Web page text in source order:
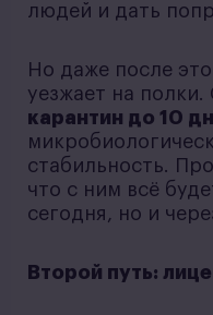
людей и дать
Но даже после
уезжает на
карантин до 10
стабильность.
что с ним всё
сегодня, но и
Второй путь: